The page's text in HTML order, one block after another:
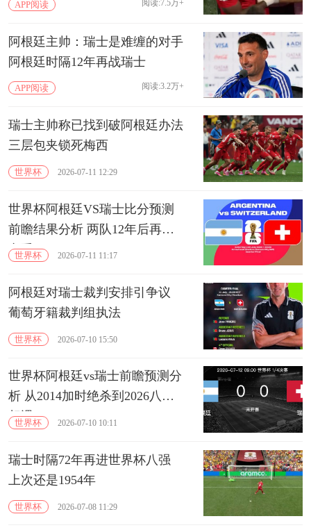
APP阅读 阅读:7.5万+
阿根廷主帅：瑞士是难缠的对手
阿根廷时隔12年再战瑞士
APP阅读 阅读:3.2万+
瑞士主帅称已找到破阿根廷办法
三层包夹锁死梅西
世界杯 2026-07-11 12:29
世界杯阿根廷VS瑞士比分预测
前瞻结果分析 两队12年后再度
交手
世界杯 2026-07-11 11:17
阿根廷对瑞士裁判安排引争议
葡萄牙籍裁判组执法
世界杯 2026-07-10 15:50
世界杯阿根廷vs瑞士前瞻预测分
析 从2014加时绝杀到2026八强
相遇
世界杯 2026-07-10 10:11
瑞士时隔72年再进世界杯八强
上次还是1954年
世界杯 2026-07-08 11:29